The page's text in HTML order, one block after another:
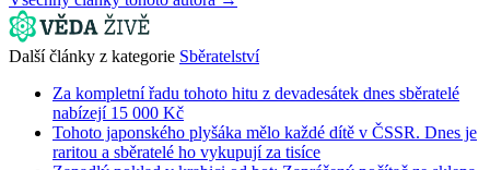
Další články z kategorie Sběratelství
Za kompletní řadu tohoto hitu z devadesátek dnes sběratelé
nabízejí 15 000 Kč
Tohoto japonského plyšáka mělo každé dítě v ČSSR. Dnes je
raritou a sběratelé ho vykupují za tisíce